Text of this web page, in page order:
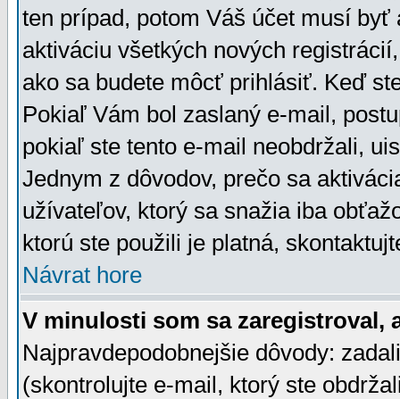
ten prípad, potom Váš účet musí
aktiváciu všetkých nových
ako sa budete môcť prihlásiť. Keď
Pokiaľ Vám bol zaslaný e-mail,
pokiaľ ste tento e-mail neobdržali,
Jednym z dôvodov, prečo sa
užívateľov, ktorý sa snažia iba
ktorú ste použili je platná,
Návrat hore
V minulosti som sa zaregistroval,
Najpravdepodobnejšie dôvody:
(skontrolujte e-mail, ktorý ste